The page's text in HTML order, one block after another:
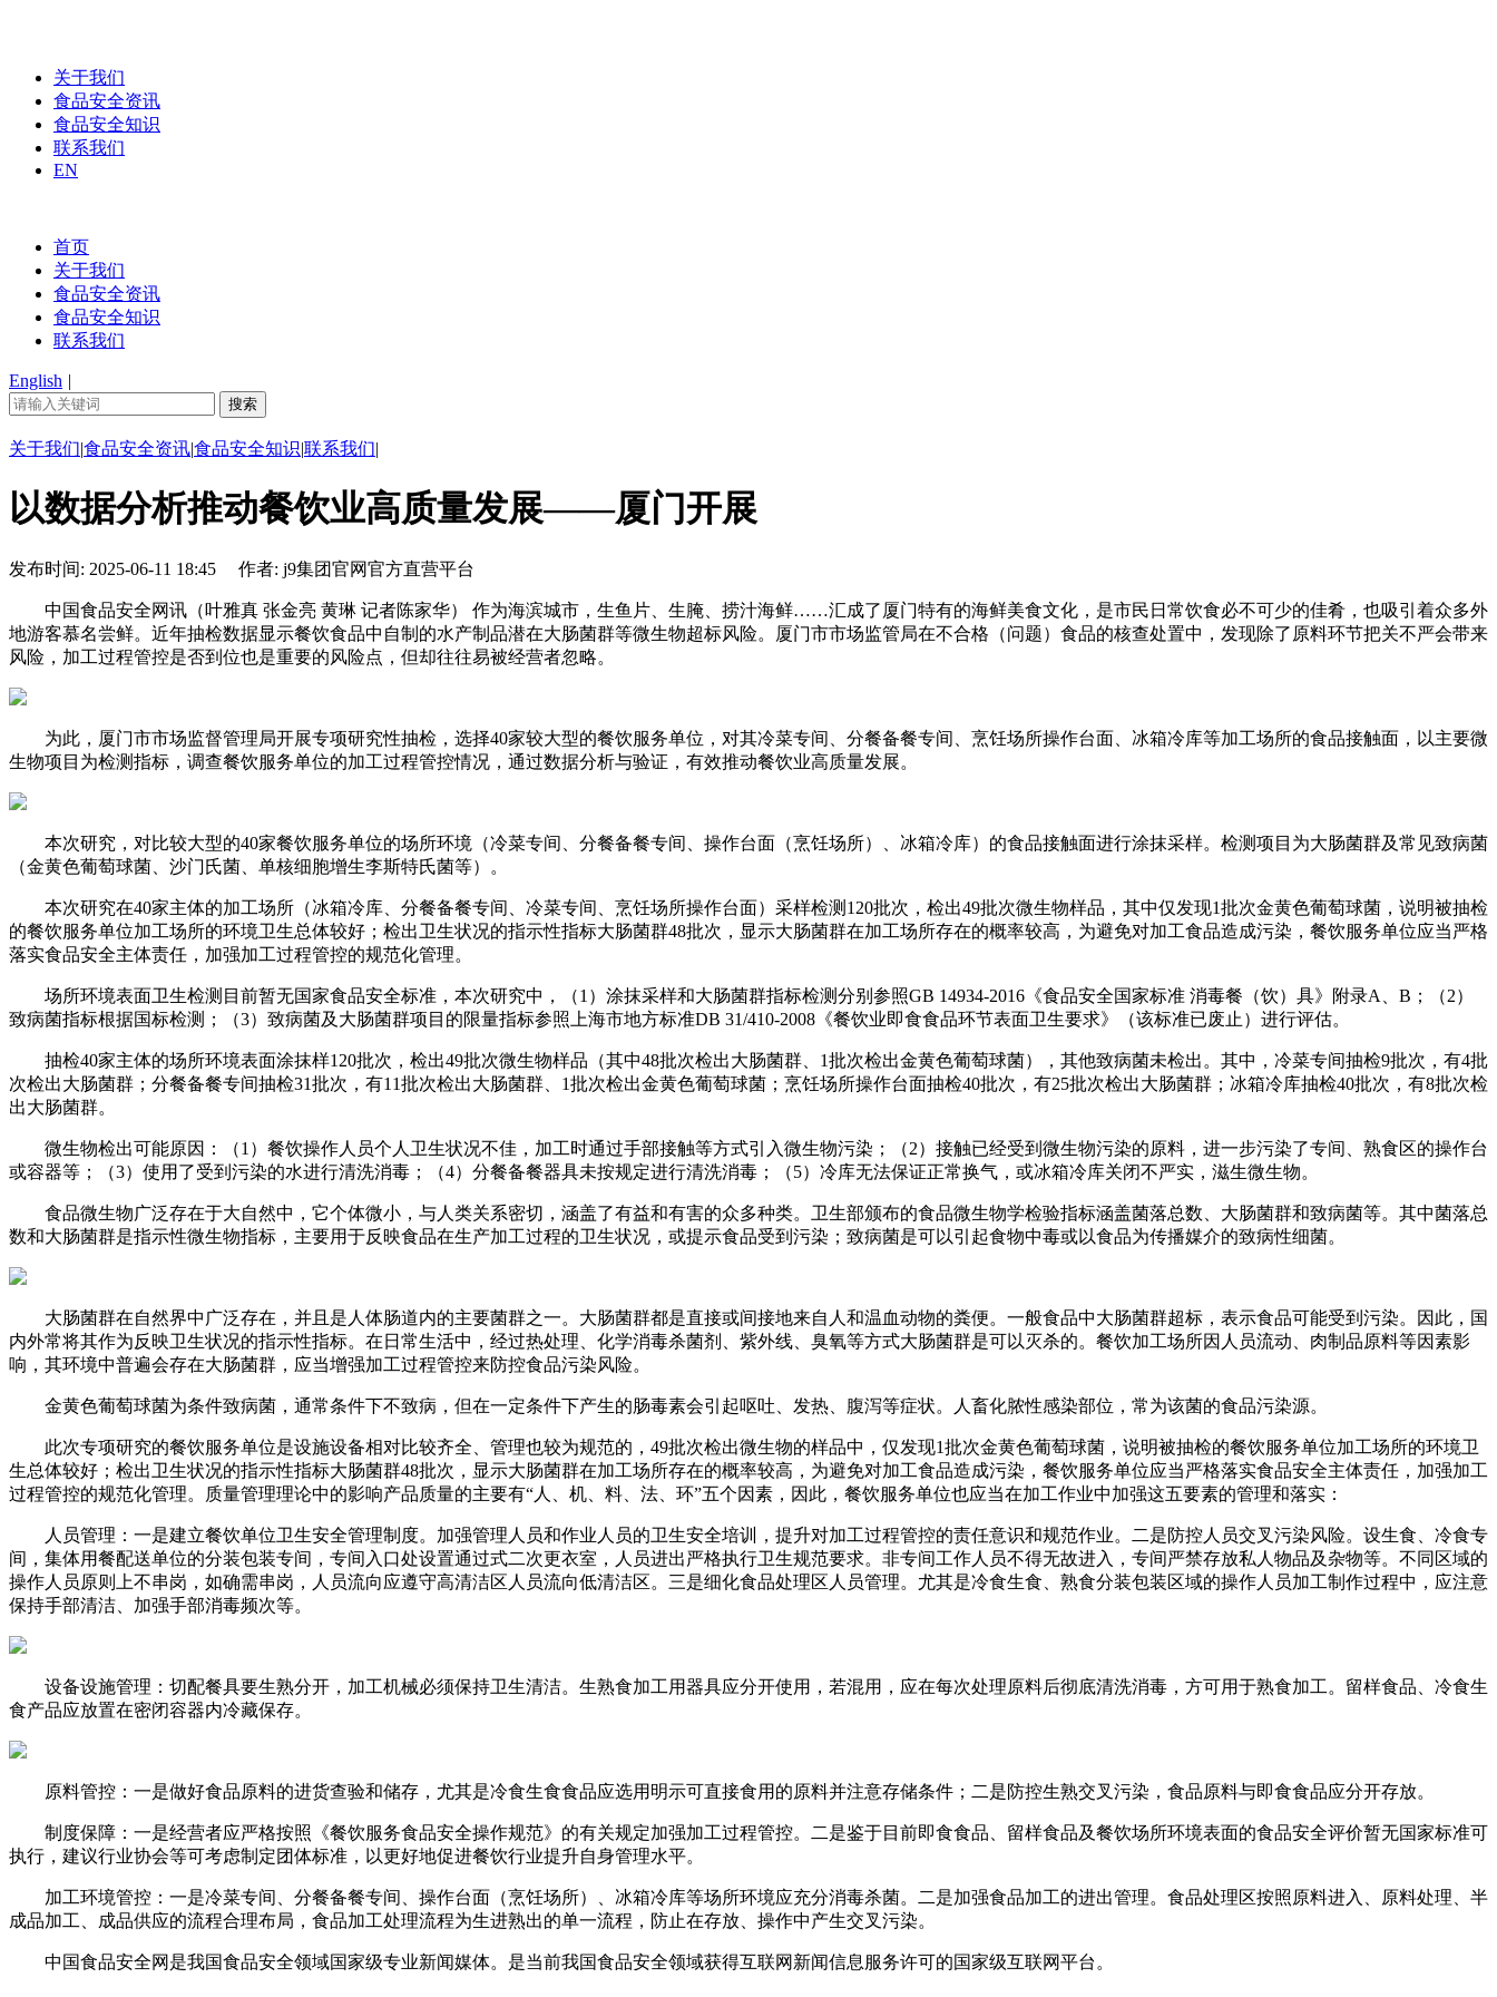
关于我们
食品安全资讯
食品安全知识
联系我们
EN
首页
关于我们
食品安全资讯
食品安全知识
联系我们
English |
关于我们|食品安全资讯|食品安全知识|联系我们|
以数据分析推动餐饮业高质量发展——厦门开展
发布时间: 2025-06-11 18:45 作者: j9集团官网官方直营平台
中国食品安全网讯（叶雅真 张金亮 黄琳 记者陈家华） 作为海滨城市，生鱼片、生腌、捞汁海鲜……汇成了厦门特有的海鲜美食文化，是市民日常饮食必不可少的佳肴，也吸引着众多外
地游客慕名尝鲜。近年抽检数据显示餐饮食品中自制的水产制品潜在大肠菌群等微生物超标风险。厦门市市场监管局在不合格（问题）食品的核查处置中，发现除了原料环节把关不严会带来
风险，加工过程管控是否到位也是重要的风险点，但却往往易被经营者忽略。
为此，厦门市市场监督管理局开展专项研究性抽检，选择40家较大型的餐饮服务单位，对其冷菜专间、分餐备餐专间、烹饪场所操作台面、冰箱冷库等加工场所的食品接触面，以主要微
生物项目为检测指标，调查餐饮服务单位的加工过程管控情况，通过数据分析与验证，有效推动餐饮业高质量发展。
本次研究，对比较大型的40家餐饮服务单位的场所环境（冷菜专间、分餐备餐专间、操作台面（烹饪场所）、冰箱冷库）的食品接触面进行涂抹采样。检测项目为大肠菌群及常见致病菌
（金黄色葡萄球菌、沙门氏菌、单核细胞增生李斯特氏菌等）。
本次研究在40家主体的加工场所（冰箱冷库、分餐备餐专间、冷菜专间、烹饪场所操作台面）采样检测120批次，检出49批次微生物样品，其中仅发现1批次金黄色葡萄球菌，说明被抽检
的餐饮服务单位加工场所的环境卫生总体较好；检出卫生状况的指示性指标大肠菌群48批次，显示大肠菌群在加工场所存在的概率较高，为避免对加工食品造成污染，餐饮服务单位应当严格
落实食品安全主体责任，加强加工过程管控的规范化管理。
场所环境表面卫生检测目前暂无国家食品安全标准，本次研究中，（1）涂抹采样和大肠菌群指标检测分别参照GB 14934-2016《食品安全国家标准 消毒餐（饮）具》附录A、B；（2）
致病菌指标根据国标检测；（3）致病菌及大肠菌群项目的限量指标参照上海市地方标准DB 31/410-2008《餐饮业即食食品环节表面卫生要求》（该标准已废止）进行评估。
抽检40家主体的场所环境表面涂抹样120批次，检出49批次微生物样品（其中48批次检出大肠菌群、1批次检出金黄色葡萄球菌），其他致病菌未检出。其中，冷菜专间抽检9批次，有4批
次检出大肠菌群；分餐备餐专间抽检31批次，有11批次检出大肠菌群、1批次检出金黄色葡萄球菌；烹饪场所操作台面抽检40批次，有25批次检出大肠菌群；冰箱冷库抽检40批次，有8批次检
出大肠菌群。
微生物检出可能原因：（1）餐饮操作人员个人卫生状况不佳，加工时通过手部接触等方式引入微生物污染；（2）接触已经受到微生物污染的原料，进一步污染了专间、熟食区的操作台
或容器等；（3）使用了受到污染的水进行清洗消毒；（4）分餐备餐器具未按规定进行清洗消毒；（5）冷库无法保证正常换气，或冰箱冷库关闭不严实，滋生微生物。
食品微生物广泛存在于大自然中，它个体微小，与人类关系密切，涵盖了有益和有害的众多种类。卫生部颁布的食品微生物学检验指标涵盖菌落总数、大肠菌群和致病菌等。其中菌落总
数和大肠菌群是指示性微生物指标，主要用于反映食品在生产加工过程的卫生状况，或提示食品受到污染；致病菌是可以引起食物中毒或以食品为传播媒介的致病性细菌。
大肠菌群在自然界中广泛存在，并且是人体肠道内的主要菌群之一。大肠菌群都是直接或间接地来自人和温血动物的粪便。一般食品中大肠菌群超标，表示食品可能受到污染。因此，国
内外常将其作为反映卫生状况的指示性指标。在日常生活中，经过热处理、化学消毒杀菌剂、紫外线、臭氧等方式大肠菌群是可以灭杀的。餐饮加工场所因人员流动、肉制品原料等因素影
响，其环境中普遍会存在大肠菌群，应当增强加工过程管控来防控食品污染风险。
金黄色葡萄球菌为条件致病菌，通常条件下不致病，但在一定条件下产生的肠毒素会引起呕吐、发热、腹泻等症状。人畜化脓性感染部位，常为该菌的食品污染源。
此次专项研究的餐饮服务单位是设施设备相对比较齐全、管理也较为规范的，49批次检出微生物的样品中，仅发现1批次金黄色葡萄球菌，说明被抽检的餐饮服务单位加工场所的环境卫
生总体较好；检出卫生状况的指示性指标大肠菌群48批次，显示大肠菌群在加工场所存在的概率较高，为避免对加工食品造成污染，餐饮服务单位应当严格落实食品安全主体责任，加强加工
过程管控的规范化管理。质量管理理论中的影响产品质量的主要有“人、机、料、法、环”五个因素，因此，餐饮服务单位也应当在加工作业中加强这五要素的管理和落实：
人员管理：一是建立餐饮单位卫生安全管理制度。加强管理人员和作业人员的卫生安全培训，提升对加工过程管控的责任意识和规范作业。二是防控人员交叉污染风险。设生食、冷食专
间，集体用餐配送单位的分装包装专间，专间入口处设置通过式二次更衣室，人员进出严格执行卫生规范要求。非专间工作人员不得无故进入，专间严禁存放私人物品及杂物等。不同区域的
操作人员原则上不串岗，如确需串岗，人员流向应遵守高清洁区人员流向低清洁区。三是细化食品处理区人员管理。尤其是冷食生食、熟食分装包装区域的操作人员加工制作过程中，应注意
保持手部清洁、加强手部消毒频次等。
设备设施管理：切配餐具要生熟分开，加工机械必须保持卫生清洁。生熟食加工用器具应分开使用，若混用，应在每次处理原料后彻底清洗消毒，方可用于熟食加工。留样食品、冷食生
食产品应放置在密闭容器内冷藏保存。
原料管控：一是做好食品原料的进货查验和储存，尤其是冷食生食食品应选用明示可直接食用的原料并注意存储条件；二是防控生熟交叉污染，食品原料与即食食品应分开存放。
制度保障：一是经营者应严格按照《餐饮服务食品安全操作规范》的有关规定加强加工过程管控。二是鉴于目前即食食品、留样食品及餐饮场所环境表面的食品安全评价暂无国家标准可
执行，建议行业协会等可考虑制定团体标准，以更好地促进餐饮行业提升自身管理水平。
加工环境管控：一是冷菜专间、分餐备餐专间、操作台面（烹饪场所）、冰箱冷库等场所环境应充分消毒杀菌。二是加强食品加工的进出管理。食品处理区按照原料进入、原料处理、半
成品加工、成品供应的流程合理布局，食品加工处理流程为生进熟出的单一流程，防止在存放、操作中产生交叉污染。
中国食品安全网是我国食品安全领域国家级专业新闻媒体。是当前我国食品安全领域获得互联网新闻信息服务许可的国家级互联网平台。